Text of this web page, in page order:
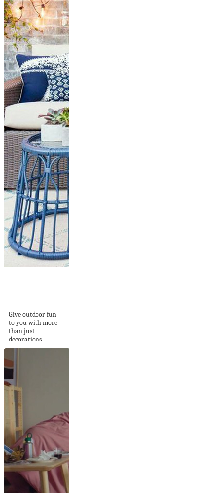
Give outdoor fun
to you with more
than just
decorations...